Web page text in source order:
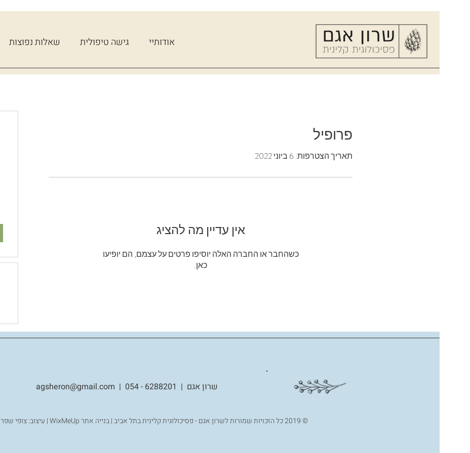
אודותיי גישה טיפולית שאלות נפוצות
פרופיל
תאריך הצטרפות: 6 ביוני 2022
אין עדיין מה להציג
כשהחבר או החברה האלה יוסיפו פרטים על עצמם, הם יופיעו
כאן.
שרון אגם |
6288201 - 054
|
agsheron@gmail.com
© 2019 כל הזכויות שמורות לשרון אגם - פסיכולוגית קלינית בתל אביב | בנייה אתר WixMeUp
| עיצוב: צופי שפר